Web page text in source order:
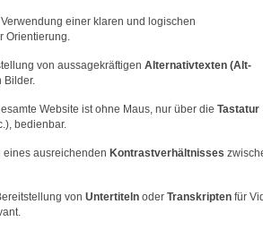
Verwendung einer klaren und logischen
Orientierung.
von aussagekräftigen Alternativtexten (Alt-
Bilder.
Website ist ohne Maus, nur über die Tastatur
bedienbar.
eines ausreichenden Kontrastverhältnisses
von Untertiteln oder Transkripten für